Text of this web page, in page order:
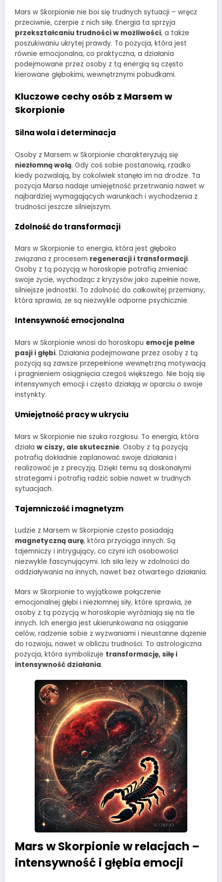
Mars w Skorpionie nie boi się trudnych sytuacji – wręcz
przeciwnie, czerpie z nich siłę. Energia ta sprzyja
przekształcaniu trudności w możliwości, a także
poszukiwaniu ukrytej prawdy. To pozycja, która jest
równie emocjonalna, co praktyczna, a działania
podejmowane przez osoby z tą energią są często
kierowane głębokimi, wewnętrznymi pobudkami.
Kluczowe cechy osób z Marsem w
Skorpionie
Silna wola i determinacja
Osoby z Marsem w Skorpionie charakteryzują się
niezłomną wolą. Gdy coś sobie postanowią, rzadko
kiedy pozwalają, by cokolwiek stanęło im na drodze. Ta
pozycja Marsa nadaje umiejętność przetrwania nawet w
najbardziej wymagających warunkach i wychodzenia z
trudności jeszcze silniejszym.
Zdolność do transformacji
Mars w Skorpionie to energia, która jest głęboko
związana z procesem regeneracji i transformacji.
Osoby z tą pozycją w horoskopie potrafią zmieniać
swoje życie, wychodząc z kryzysów jako zupełnie nowe,
silniejsze jednostki. To zdolność do całkowitej przemiany,
która sprawia, że są niezwykle odporne psychicznie.
Intensywność emocjonalna
Mars w Skorpionie wnosi do horoskopu emocje pełne
pasji i głębi. Działania podejmowane przez osoby z tą
pozycją są zawsze przepełnione wewnętrzną motywacją
i pragnieniem osiągnięcia czegoś większego. Nie boją się
intensywnych emocji i często działają w oparciu o swoje
instynkty.
Umiejętność pracy w ukryciu
Mars w Skorpionie nie szuka rozgłosu. To energia, która
działa w ciszy, ale skutecznie. Osoby z tą pozycją
potrafią dokładnie zaplanować swoje działania i
realizować je z precyzją. Dzięki temu są doskonałymi
strategami i potrafią radzić sobie nawet w trudnych
sytuacjach.
Tajemniczość i magnetyzm
Ludzie z Marsem w Skorpionie często posiadają
magnetyczną aurę, która przyciąga innych. Są
tajemniczy i intrygujący, co czyni ich osobowości
niezwykle fascynującymi. Ich siła leży w zdolności do
oddziaływania na innych, nawet bez otwartego działania.
Mars w Skorpionie to wyjątkowe połączenie
emocjonalnej głębi i niezłomnej siły, które sprawia, że
osoby z tą pozycją w horoskopie wyróżniają się na tle
innych. Ich energia jest ukierunkowana na osiąganie
celów, radzenie sobie z wyzwaniami i nieustanne dążenie
do rozwoju, nawet w obliczu trudności. To astrologiczna
pozycja, która symbolizuje transformację, siłę i
intensywność działania.
Mars w Skorpionie w relacjach –
intensywność i głębia emocji